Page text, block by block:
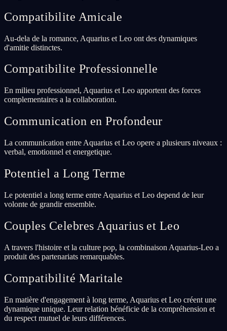
Compatibilite Amicale
Au-dela de la romance, Aquarius et Leo ont des dynamiques
d'amitie distinctes.
Compatibilite Professionnelle
En milieu professionnel, Aquarius et Leo apportent des forces
complementaires a la collaboration.
Communication en Profondeur
La communication entre Aquarius et Leo opere a plusieurs niveaux :
verbal, emotionnel et energetique.
Potentiel a Long Terme
Le potentiel a long terme entre Aquarius et Leo depend de leur
volonte de grandir ensemble.
Couples Celebres Aquarius et Leo
A travers l'histoire et la culture pop, la combinaison Aquarius-Leo a
produit des partenariats remarquables.
Compatibilité Maritale
En matière d'engagement à long terme, Aquarius et Leo créent une
dynamique unique. Leur relation bénéficie de la compréhension et
du respect mutuel de leurs différences.